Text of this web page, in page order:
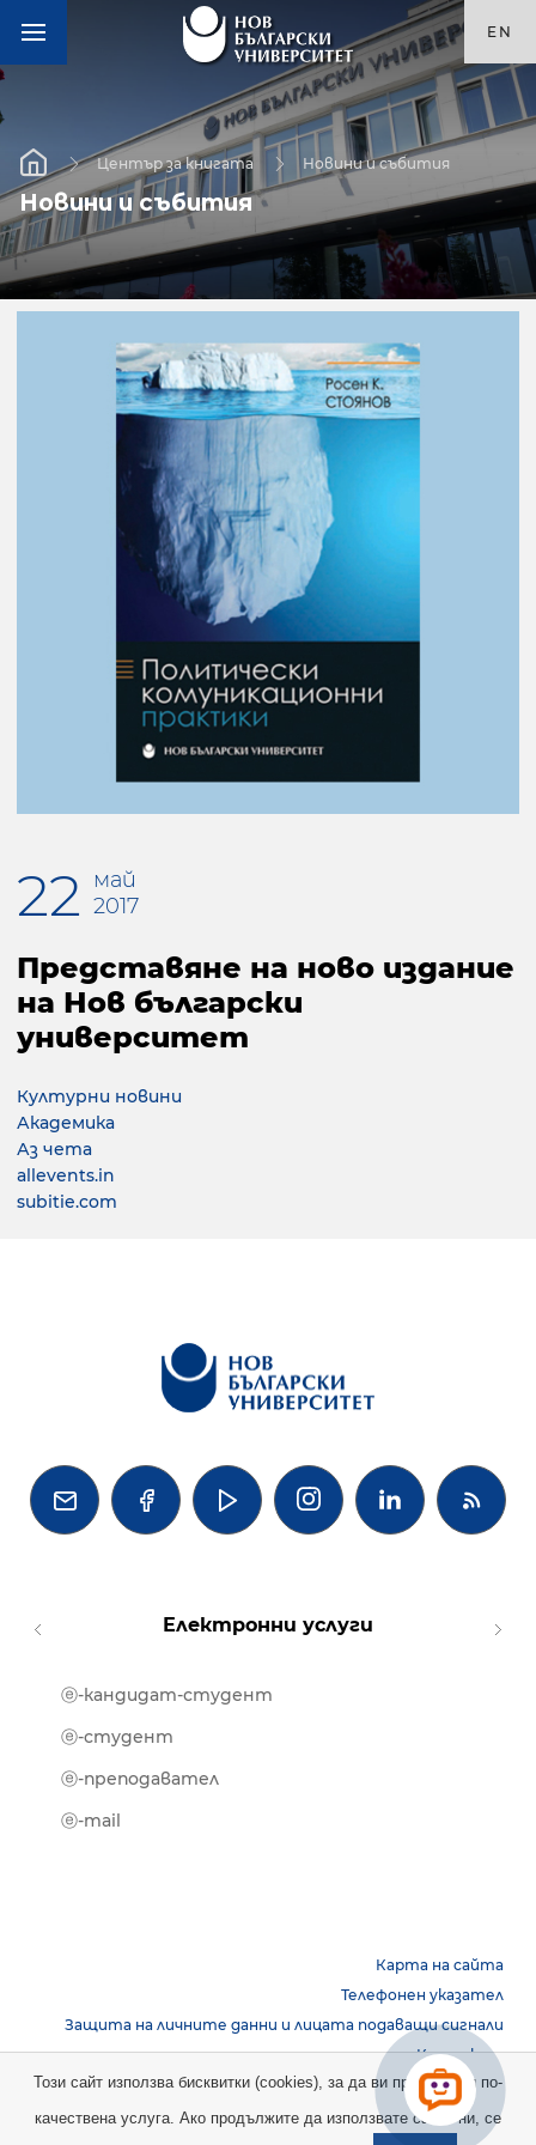
EN
Център за книгата Новини и събития
Новини и събития
22
май
2017
Представяне на ново издание
на Нов български
университет
Културни новини
Академика
Аз чета
allevents.in
subitie.com
   
Електронни услуги
ⓔ-кандидат-студент
ⓔ-студент
ⓔ-преподавател
ⓔ-mail
Карта на сайта
Телефонен указател
Защита на личните данни и лицата подаващи сигнали
Контакти
Copyright © 2026 НБУ. Всички права запазени.
Този сайт използва бисквитки (cookies), за да ви предостави по-
качествена услуга. Ако продължите да използвате сайта ни, се